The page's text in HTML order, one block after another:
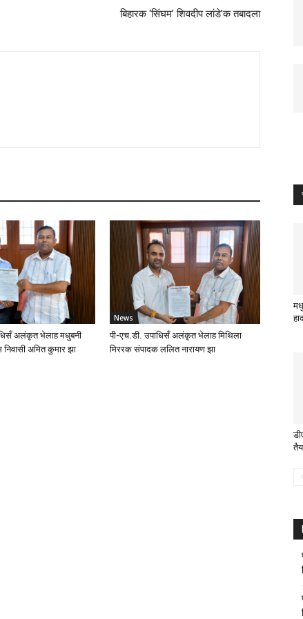
बिहारक ‘सिंघम’ शिवदीप लांडे’क तबादला
अलंकृत भेलाह मधुबनी
अमित कुमार झा
News
पी-एच.डी. उपाधिसँ अलंकृत भेलाह मिथिला
मिररक संपादक ललित नारायण झा